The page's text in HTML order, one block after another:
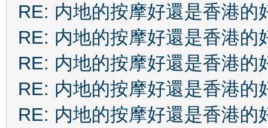
RE: 内地的按摩好還是香港的
RE: 内地的按摩好還是香港的
RE: 内地的按摩好還是香港的
RE: 内地的按摩好還是香港的
RE: 内地的按摩好還是香港的